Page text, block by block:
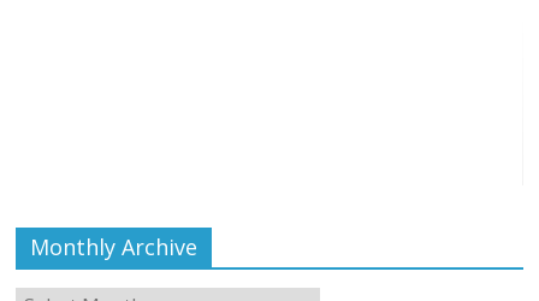
Monthly Archive